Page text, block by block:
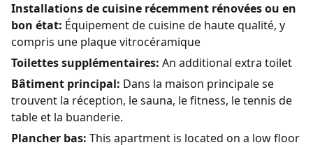
Installations de cuisine récemment rénovées ou en
bon état: Équipement de cuisine de haute qualité, y
compris une plaque vitrocéramique
Toilettes supplémentaires: An additional extra toilet
Bâtiment principal: Dans la maison principale se
trouvent la réception, le sauna, le fitness, le tennis de
table et la buanderie.
Plancher bas: This apartment is located on a low floor